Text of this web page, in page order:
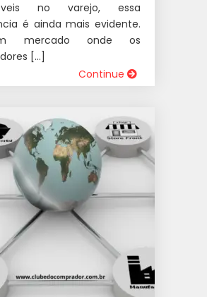
no varejo, essa
é ainda mais evidente.
mercado onde os
[…]
Continue